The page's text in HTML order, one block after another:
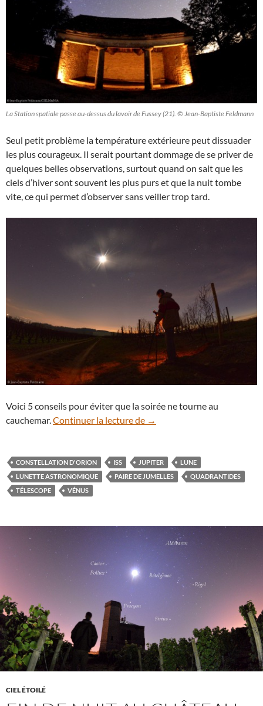
La Station spatiale passe au-dessus du lavoir de Fussey (21). © Jean-Baptiste Feldmann
Seul petit problème la température extérieure peut dissuader
les plus courageux. Il serait pourtant dommage de se priver de
quelques belles observations, surtout quand on sait que les
ciels d’hiver sont souvent les plus purs et que la nuit tombe
vite, ce qui permet d’observer sans veiller trop tard.
Voici 5 conseils pour éviter que la soirée ne tourne au
cauchemar.Continuer la lecture de Ciel d’hiver : 5 conseils
→
CONSTELLATION D'ORION ISS JUPITER
LUNE
LUNETTE ASTRONOMIQUE
PAIRE DE JUMELLES
QUADRANTIDES
TÉLESCOPE
VÉNUS
CIEL ÉTOILÉ